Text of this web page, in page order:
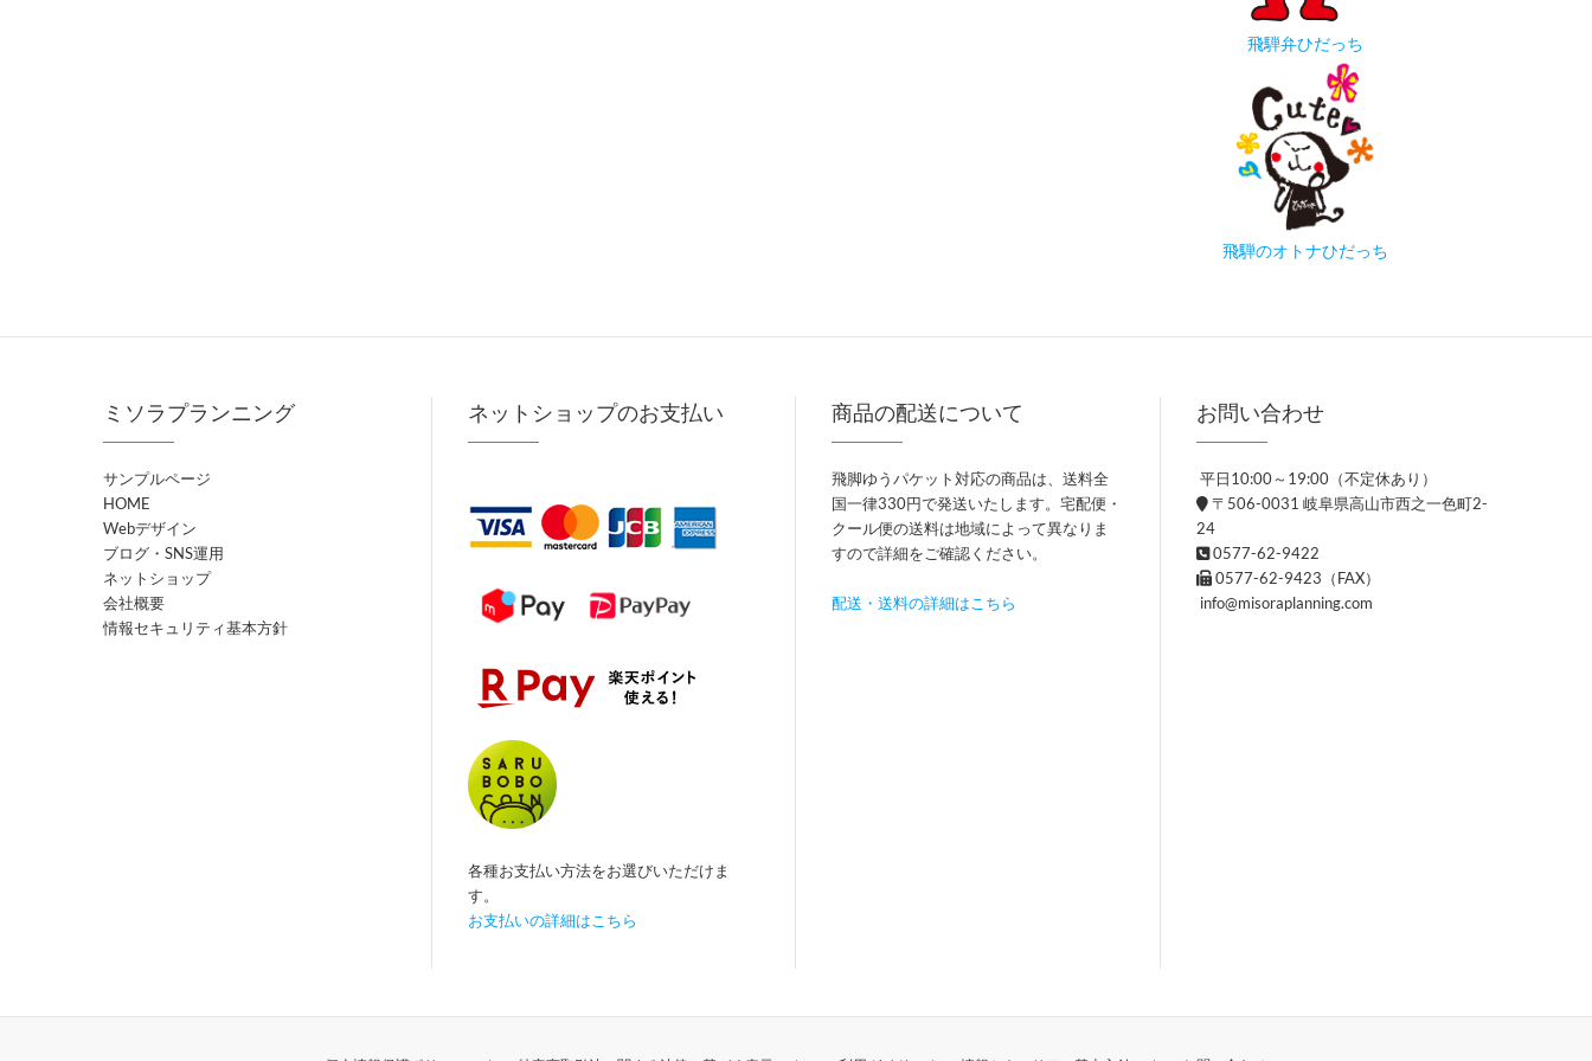
飛騨弁ひだっち
飛騨のオトナひだっち
ミソラプランニング
サンプルページ
HOME
Webデザイン
ブログ・SNS運用
ネットショップ
会社概要
情報セキュリティ基本方針
ネットショップのお支払い
各種お支払い方法をお選びいただけま
す。
お支払いの詳細はこちら
商品の配送について
飛脚ゆうパケット対応の商品は、送料全
国一律330円で発送いたします。宅配便・
クール便の送料は地域によって異なりま
すので詳細をご確認ください。
配送・送料の詳細はこちら
お問い合わせ
平日10:00～19:00（不定休あり）
〒506-0031 岐阜県高山市西之一色町2-
24
0577-62-9422
0577-62-9423（FAX）
info@misoraplanning.com